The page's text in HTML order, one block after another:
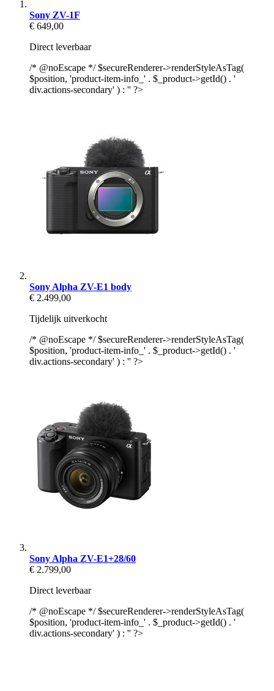
Sony ZV-1F
€ 649,00
Direct leverbaar
/* @noEscape */ $secureRenderer->renderStyleAsTag(
$position, 'product-item-info_' . $_product->getId() . '
div.actions-secondary' ) : '' ?>
Sony Alpha ZV-E1 body
€ 2.499,00
Tijdelijk uitverkocht
/* @noEscape */ $secureRenderer->renderStyleAsTag(
$position, 'product-item-info_' . $_product->getId() . '
div.actions-secondary' ) : '' ?>
Sony Alpha ZV-E1+28/60
€ 2.799,00
Direct leverbaar
/* @noEscape */ $secureRenderer->renderStyleAsTag(
$position, 'product-item-info_' . $_product->getId() . '
div.actions-secondary' ) : '' ?>